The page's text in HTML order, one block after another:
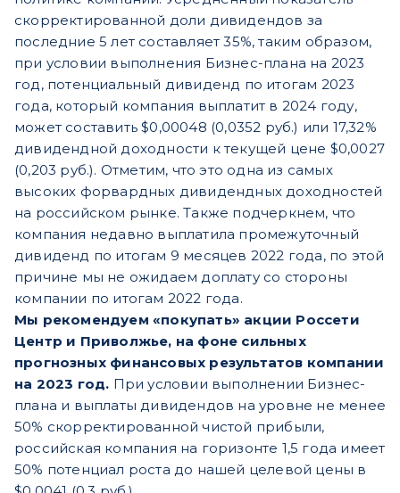
скорректированной доли дивидендов за
последние 5 лет составляет 35%, таким образом,
при условии выполнения Бизнес-плана на 2023
год, потенциальный дивиденд по итогам 2023
года, который компания выплатит в 2024 году,
может составить $0,00048 (0,0352 руб.) или 17,32%
дивидендной доходности к текущей цене $0,0027
(0,203 руб.). Отметим, что это одна из самых
высоких форвардных дивидендных доходностей
на российском рынке. Также подчеркнем, что
компания недавно выплатила промежуточный
дивиденд по итогам 9 месяцев 2022 года, по этой
причине мы не ожидаем доплату со стороны
компании по итогам 2022 года.
Мы рекомендуем «покупать» акции Россети
Центр и Приволжье, на фоне сильных
прогнозных финансовых результатов компании
на 2023 год. При условии выполнении Бизнес-
плана и выплаты дивидендов на уровне не менее
50% скорректированной чистой прибыли,
российская компания на горизонте 1,5 года имеет
50% потенциал роста до нашей целевой цены в